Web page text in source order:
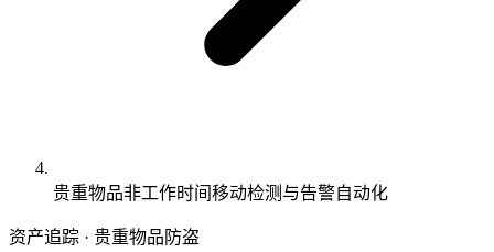
贵重物品非工作时间移动检测与告警自动化
资产追踪 · 贵重物品防盗